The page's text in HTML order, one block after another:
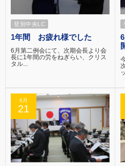
登別中央LC
1年間 お疲れ様でした
6月第二例会にて、次期会長より会
長に1年間の労をねぎらい、クリス
タル...
6月
21